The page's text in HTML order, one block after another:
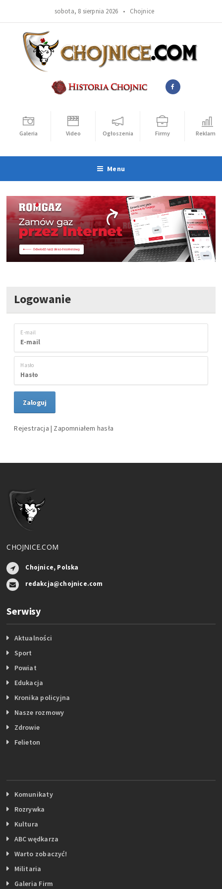
sobota, 8 sierpnia 2026 • Chojnice
Galeria Video Ogłoszenia Firmy Reklama
Menu
Logowanie
E-mail
Hasło
Rejestracja | Zapomniałem hasła
CHOJNICE.COM
Chojnice, Polska
redakcja@chojnice.com
Serwisy
Aktualności
Sport
Powiat
Edukacja
Kronika policyjna
Nasze rozmowy
Zdrowie
Felieton
Komunikaty
Rozrywka
Kultura
ABC wędkarza
Warto zobaczyć!
Militaria
Galeria Firm